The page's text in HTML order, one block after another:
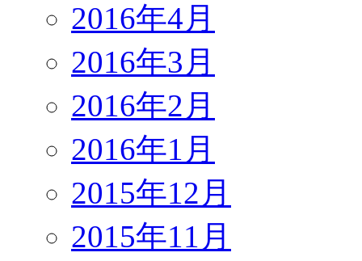
2016年4月
2016年3月
2016年2月
2016年1月
2015年12月
2015年11月